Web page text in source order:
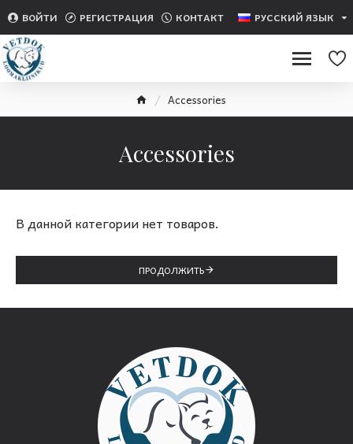
ВОЙТИ РЕГИСТРАЦИЯ КОНТАКТ РУССКИЙ ЯЗЫК
Accessories
Accessories
В данной категории нет товаров.
ПРОДОЛЖИТЬ